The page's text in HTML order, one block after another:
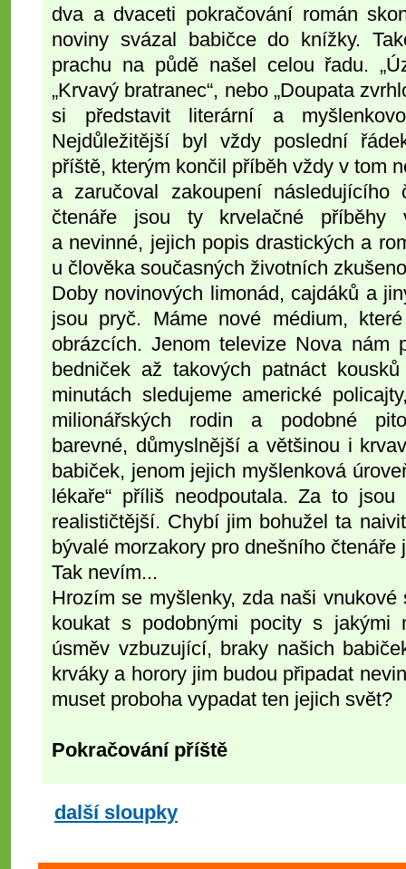
dva a dvaceti pokračování román
noviny svázal babičce do knížky.
prachu na půdě našel celou řadu.
„Krvavý bratranec“, nebo „Doupata
si představit literární a
Nejdůležitější byl vždy poslední
příště, kterým končil příběh vždy v tom
a zaručoval zakoupení
čtenáře jsou ty krvelačné příběhy
a nevinné, jejich popis drastických a
u člověka současných životních
Doby novinových limonád, cajdáků a
jsou pryč. Máme nové médium,
obrázcích. Jenom televize Nova nám
bedniček až takových patnáct
minutách sledujeme americké
milionářských rodin a podobné
barevné, důmyslnější a většinou i
babiček, jenom jejich myšlenková
lékaře“ příliš neodpoutala. Za to
realističtější. Chybí jim bohužel ta
bývalé morzakory pro dnešního čtenáře
Tak nevím...
Hrozím se myšlenky, zda naši
koukat s podobnými pocity s jakými
úsměv vzbuzující, braky našich
krváky a horory jim budou připadat
muset proboha vypadat ten jejich svět?
Pokračování příště
další sloupky